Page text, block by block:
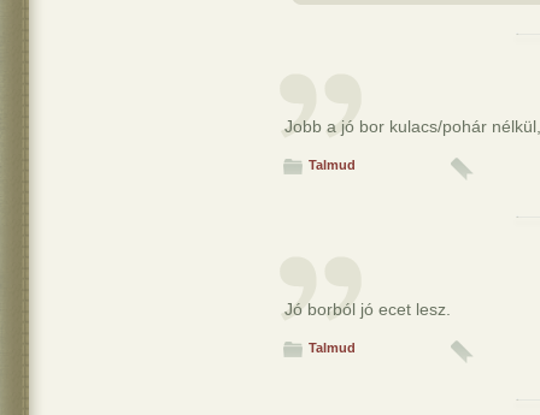
Jobb a jó bor kulacs/pohár
Talmud
Jó borból jó ecet lesz.
Talmud